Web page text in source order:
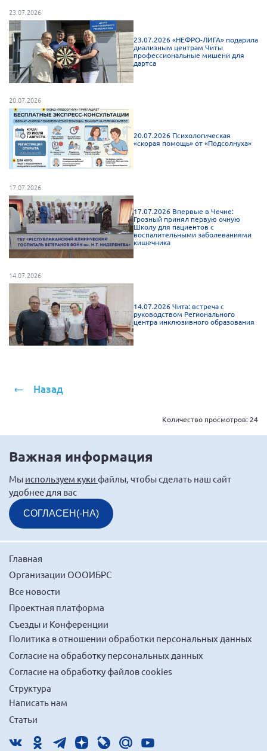
23.07.2026
23.07.2026 «НЕФРО-ЛИГА» подарила
диализным центрам Читы
профессиональные мишени для
дартса
20.07.2026
20.07.2026 Психологическая
«скорая помощь» от «Подсолнуха»
17.07.2026
17.07.2026 Впервые в Чечне:
Грозный принял первую очную
Школу для пациентов с
воспалительными заболеваниями
кишечника
14.07.2026
14.07.2026 Чита: встреча с
руководством Регионального
центра инклюзивного образования
Назад
Количество просмотров: 24
Важная информация
Мы используем куки файлы, чтобы сделать наш сайт
удобнее для вас
СОГЛАСЕН(-НА)
Главная
Организации ОООИБРС
Все новости
Проектная платформа
Съезды и Конференции
Политика в отношении обработки персональных данных
Согласие на обработку персональных данных
Согласие на обработку файлов cookies
Структура
Написать нам
Статьи